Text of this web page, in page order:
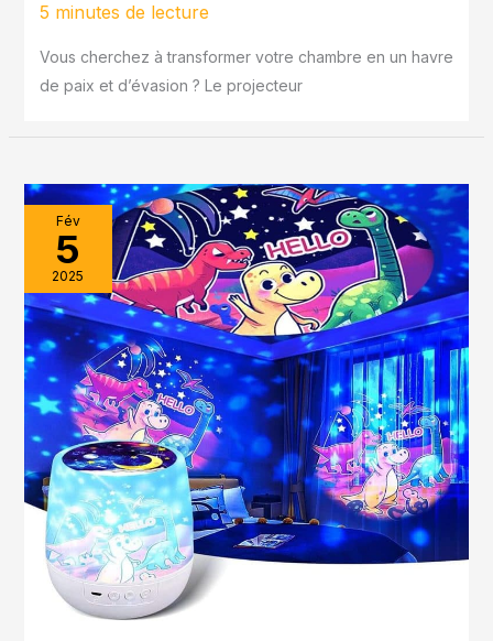
5 minutes de lecture
Vous cherchez à transformer votre chambre en un havre
de paix et d’évasion ? Le projecteur
Fév
5
2025